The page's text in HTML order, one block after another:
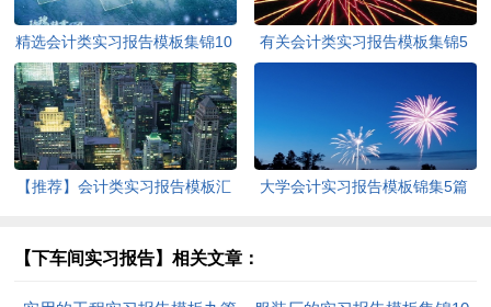
精选会计类实习报告模板集锦10
篇
有关会计类实习报告模板集锦5
【推荐】会计类实习报告模板汇
大学会计实习报告模板锦集5篇
【下车间实习报告】相关文章：